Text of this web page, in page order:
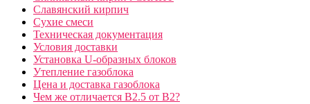
Славянский кирпич
Сухие смеси
Техническая документация
Условия доставки
Установка U-образных блоков
Утепление газоблока
Цена и доставка газоблока
Чем же отличается B2.5 от B2?